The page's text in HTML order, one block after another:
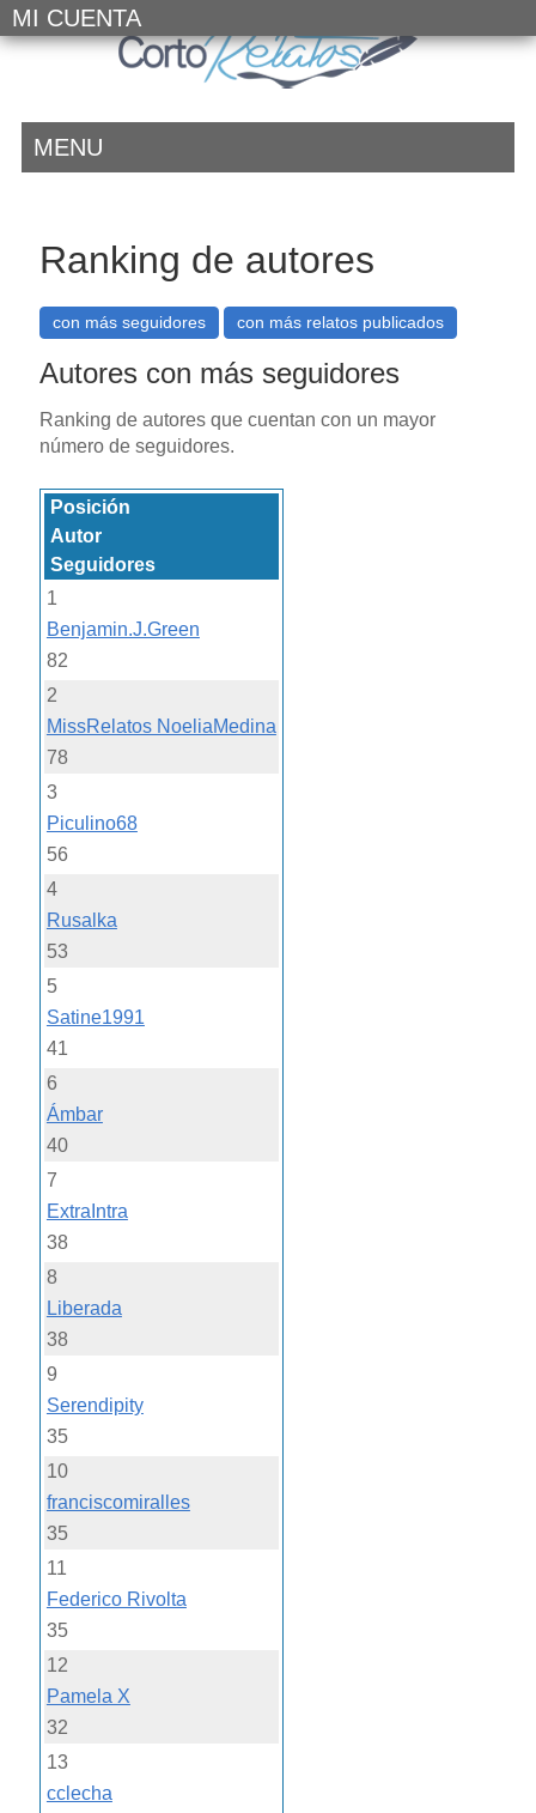
MI CUENTA
MENU
Ranking de autores
Autores con más seguidores
Ranking de autores que cuentan con un mayor
número de seguidores.
Posición
Autor
Seguidores
1
Benjamin.J.Green
82
2
MissRelatos NoeliaMedina
78
3
Piculino68
56
4
Rusalka
53
5
Satine1991
41
6
Ámbar
40
7
ExtraIntra
38
8
Liberada
38
9
Serendipity
35
10
franciscomiralles
35
11
Federico Rivolta
35
12
Pamela X
32
13
cclecha